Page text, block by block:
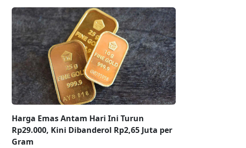
Harga Emas Antam Hari Ini Turun
Rp29.000, Kini Dibanderol Rp2,65 Juta per
Gram